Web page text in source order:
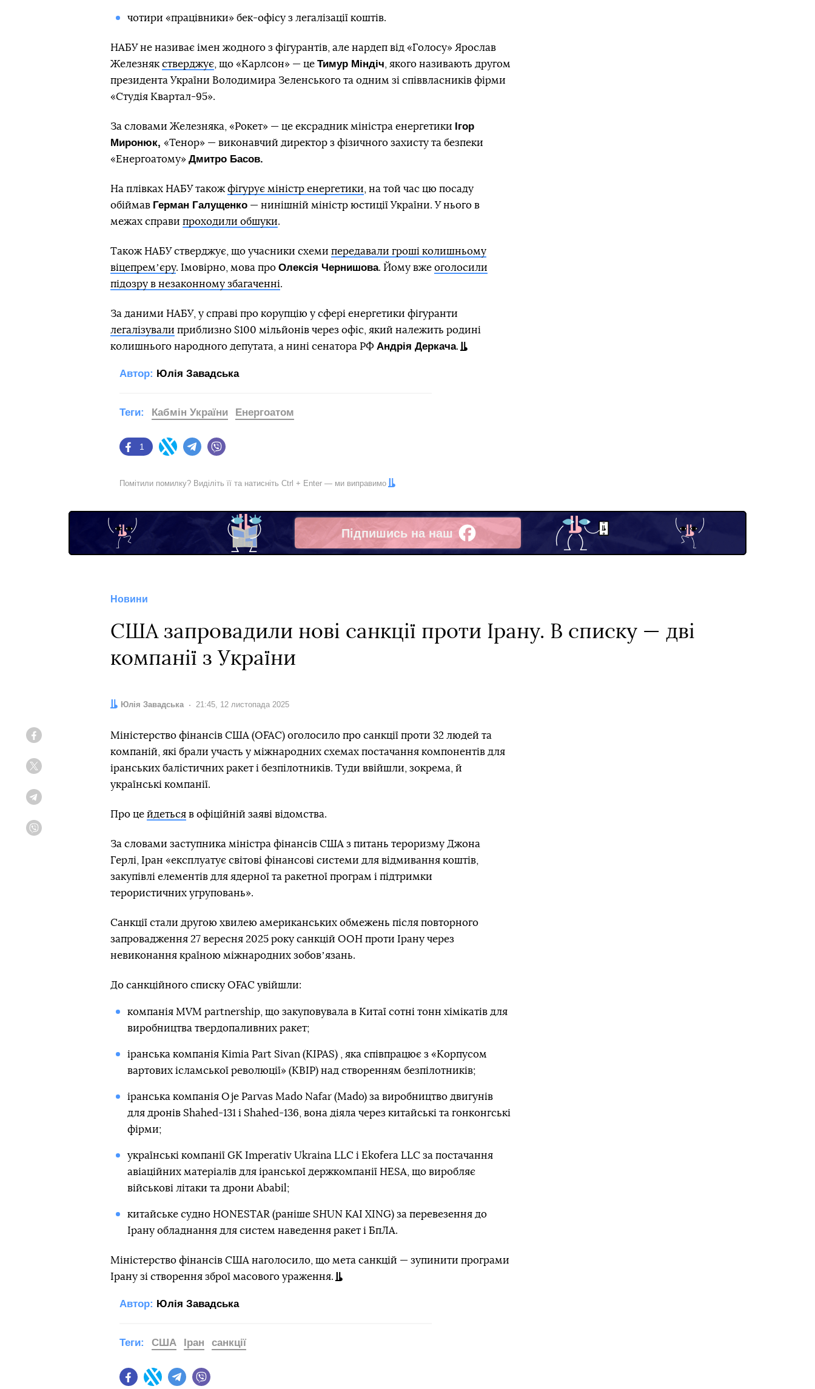
чотири «працівники» бек-офісу з легалізації коштів.
НАБУ не називає імен жодного з фігурантів, але нардеп від «Голосу» Ярослав
Железняк стверджує , що «Карлсон» — це Тимур Міндіч , якого називають другом
президента України Володимира Зеленського та одним зі співвласників фірми
«Студія Квартал-95».
За словами Железняка, «Рокет» — це ексрадник міністра енергетики Ігор
Миронюк, «Тенор» — виконавчий директор з фізичного захисту та безпеки
«Енергоатому» Дмитро Басов.
На плівках НАБУ також фігурує міністр енергетики , на той час цю посаду
обіймав Герман Галущенко — нинішній міністр юстиції України. У нього в
межах справи проходили обшуки.
Також НАБУ стверджує, що учасники схеми передавали гроші колишньому
віцепремʼєру. Імовірно, мова про Олексія Чернишова. Йому вже оголосили
підозру в незаконному збагаченні.
За даними НАБУ, у справі про корупцію у сфері енергетики фігуранти
легалізували приблизно $100 мільйонів через офіс, який належить родині
колишнього народного депутата, а нині сенатора РФ Андрія Деркача.
Автор: Юлія Завадська
Facebook
1
Twitter Telegram
Теги: Кабмін України Енергоатом
Помітили помилку? Виділіть її та натисніть Ctrl + Enter — ми виправимо
Підпишись на наш
Facebook
Новини
США запровадили нові санкції проти Ірану. В списку — дві
компанії з України
Автор:
Юлія Завадська Дата:
21:45, 12 листопада 2025
Міністерство фінансів США (OFAC) оголосило про санкції проти 32 людей та
компаній, які брали участь у міжнародних схемах постачання компонентів для
іранських балістичних ракет і безпілотників. Туди ввійшли, зокрема, й
українські компанії.
Про це йдеться в офіційній заяві відомства.
За словами заступника міністра фінансів США з питань тероризму Джона
Герлі, Іран «експлуатує світові фінансові системи для відмивання коштів,
закупівлі елементів для ядерної та ракетної програм і підтримки
терористичних угруповань».
Санкції стали другою хвилею американських обмежень після повторного
запровадження 27 вересня 2025 року санкцій ООН проти Ірану через
невиконання країною міжнародних зобовʼязань.
До санкційного списку OFAC увійшли:
компанія MVM partnership, що закуповувала в Китаї сотні тонн хімікатів для
виробництва твердопаливних ракет;
іранська компанія Kimia Part Sivan (KIPAS) , яка співпрацює з «Корпусом
вартових ісламської революції» (КВІР) над створенням безпілотників;
іранська компанія Oje Parvas Mado Nafar (Mado) за виробництво двигунів
для дронів Shahed-131 і Shahed-136, вона діяла через китайські та гонконгські
фірми;
українські компанії GK Imperativ Ukraina LLC і Ekofera LLC за постачання
авіаційних матеріалів для іранської держкомпанії HESA, що виробляє
військові літаки та дрони Ababil;
китайське судно HONESTAR (раніше SHUN KAI XING) за перевезення до
Ірану обладнання для систем наведення ракет і БпЛА.
Міністерство фінансів США наголосило, що мета санкцій — зупинити програми
Ірану зі створення зброї масового ураження.
Автор: Юлія Завадська
FacebookTwitter Telegram
Теги: США Іран санкції